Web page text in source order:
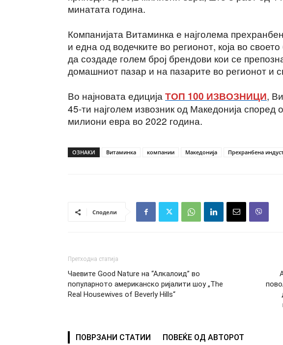
минатата година.
Компанијата Витаминка е најголема
и една од водечките во регионот, која во
да создаде голем број брендови кои се
домашниот пазар и на пазарите во регионот и
Во најновата едиција ТОП 100 ИЗВОЗНИЦИ,
45-ти најголем извозник од Македонија според
милиони евра во 2022 година.
ОЗНАКИ Витаминка компании Македонија Прехранбена
Сподели
Претходна статија
Чаевите Good Nature на “Алкалоид” во
популарното американско ријалити шоу „The
Real Housewives of Beverly Hills“
ПОВРЗАНИ СТАТИИ ПОВЕЌЕ ОД АВТОРОТ